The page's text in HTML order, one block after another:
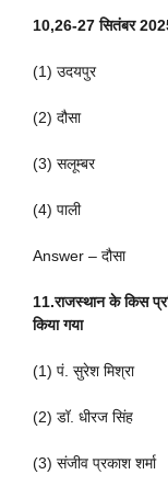
10,26-27 सितंबर
(1) उदयपुर
(2) दौसा
(3) सलूम्बर
(4) पाली
Answer – दौसा
11.राजस्थान के किस
किया गया
(1) पं. सुरेश मिश्रा
(2) डॉ. धीरज सिंह
(3) संजीव प्रकाश शर्मा